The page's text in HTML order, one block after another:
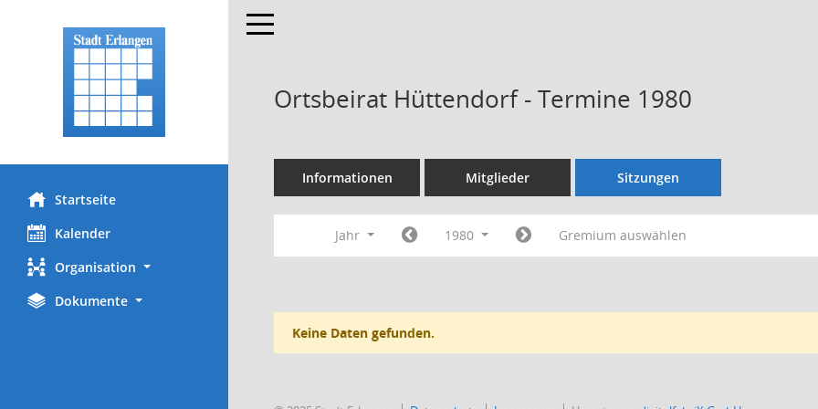
Startseite
Kalender
Organisation
Dokumente
Toggle navigation
Ortsbeirat Hüttendorf - Termine 1980
Informationen Mitglieder Sitzungen
Jahr 1980 Gremium auswählen
Keine Daten gefunden.